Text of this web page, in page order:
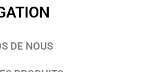
DE NOUS